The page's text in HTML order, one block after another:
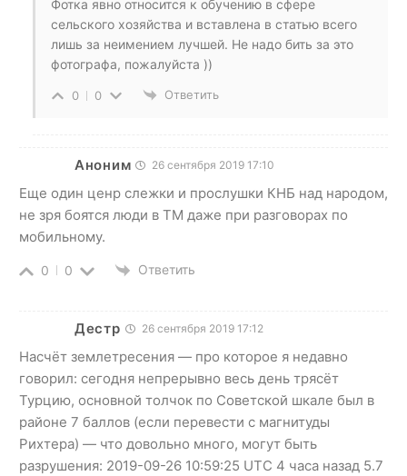
Фотка явно относится к обучению в сфере
сельского хозяйства и вставлена в статью всего
лишь за неимением лучшей. Не надо бить за это
фотографа, пожалуйста ))
0 0 Ответить
Аноним 26 сентября 2019 17:10
Еще один ценр слежки и прослушки КНБ над народом,
не зря боятся люди в ТМ даже при разговорах по
мобильному.
0 0 Ответить
Дестр 26 сентября 2019 17:12
Насчёт землетресения — про которое я недавно
говорил: сегодня непрерывно весь день трясёт
Турцию, основной толчок по Советской шкале был в
районе 7 баллов (если перевести с магнитуды
Рихтера) — что довольно много, могут быть
разрушения: 2019-09-26 10:59:25 UTC 4 часа назад 5.7